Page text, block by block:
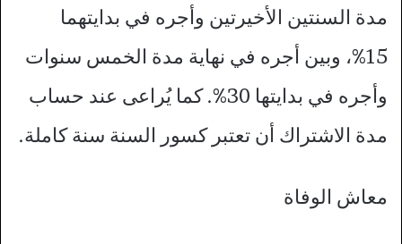
مدة السنتين الأخيرتين وأجره في بدايتهما
15%، وبين أجره في نهاية مدة الخمس سنوات
وأجره في بدايتها 30%. كما يُراعى عند حساب
مدة الاشتراك أن تعتبر كسور السنة سنة كاملة.
معاش الوفاة